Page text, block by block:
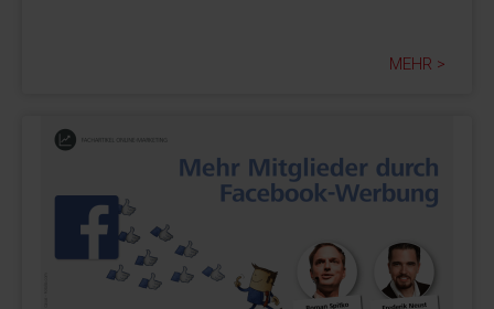
MEHR >